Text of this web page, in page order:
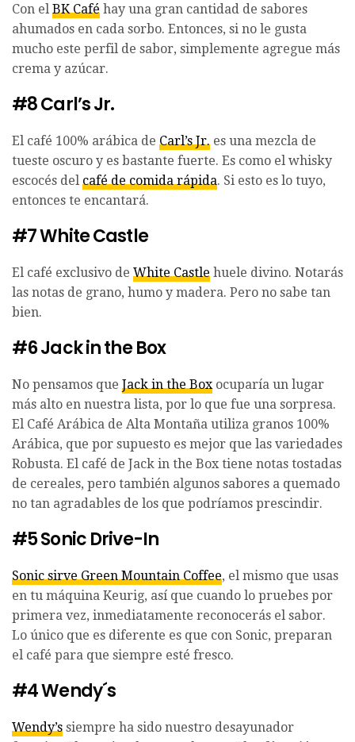
Con el BK Café hay una gran cantidad de sabores
ahumados en cada sorbo. Entonces, si no le gusta
mucho este perfil de sabor, simplemente agregue más
crema y azúcar.
#8 Carl’s Jr.
El café 100% arábica de Carl’s Jr. es una mezcla de
tueste oscuro y es bastante fuerte. Es como el whisky
escocés del café de comida rápida. Si esto es lo tuyo,
entonces te encantará.
#7 White Castle
El café exclusivo de White Castle huele divino. Notarás
las notas de grano, humo y madera. Pero no sabe tan
bien.
#6 Jack in the Box
No pensamos que Jack in the Box ocuparía un lugar
más alto en nuestra lista, por lo que fue una sorpresa.
El Café Arábica de Alta Montaña utiliza granos 100%
Arábica, que por supuesto es mejor que las variedades
Robusta. El café de Jack in the Box tiene notas tostadas
de cereales, pero también algunos sabores a quemado
no tan agradables de los que podríamos prescindir.
#5 Sonic Drive-In
Sonic sirve Green Mountain Coffee, el mismo que usas
en tu máquina Keurig, así que cuando lo pruebes por
primera vez, inmediatamente reconocerás el sabor.
Lo único que es diferente es que con Sonic, preparan
el café para que siempre esté fresco.
#4 Wendy´s
Wendy’s siempre ha sido nuestro desayunador